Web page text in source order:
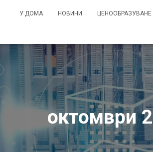
У ДОМА НОВИНИ ЦЕНООБРАЗУВАНЕ
октомври